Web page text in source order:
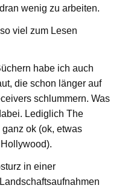
wenig zu arbeiten.
viel zum Lesen
habe ich auch
die schon länger auf
schlummern. Was
Lediglich The
ok (ok, etwas
in einer